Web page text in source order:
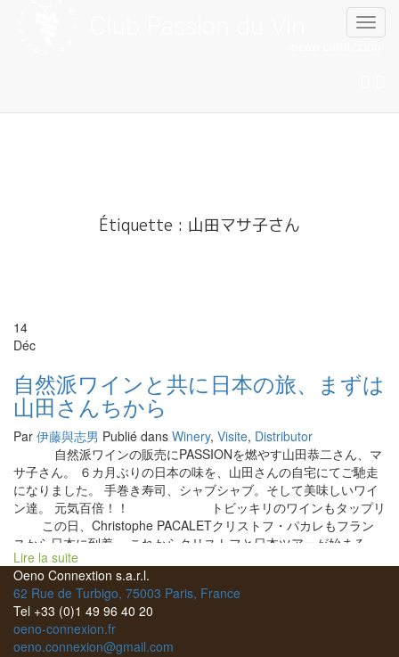
Skip
Étiquette : 山田マサ子さん
14
Déc
自然派ワインと共に日本の旅、まずは
山田さんちから
Par 伊藤與志男 Publié dans Winery, Visite, Distributor
自然派ワインの販売にPASSIONを燃やす山田恭二さん、マ
サ子さん。 ６カ月ぶりの日本の味を、山田さんの自宅にてご馳走
になりました。 手巻き寿司、シャブシャブ。そして美味しいワイ
ン達。 元気百倍！！ トビッキリのワインもタップリ
この日、Christophe PACALETクリストフ・パカレもフラン
スから日本に到着。 これからクリストフと日本ツアーが始まる。
その力づけのディナー。 BMOの主要スタッフと打ち合わせを兼ね
たディナーでもある。 明日からどんな新たな出逢いがあるのか楽
しみだ。 ありがとう、山田さん。
Lire la suite
Oeno Connextion s.a.r.l.
62 Rue de Turbigo, 75003 Paris, France
Tel +33 (0)1 49 96 40 20
oeno-connexion.fr
oeno.connexion@gmail.com